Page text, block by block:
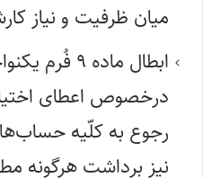
میان ظرفیت و نیاز
ابطال
درخصوص اعطای
رجوع به کلّیه
نیز برداشت هرگونه